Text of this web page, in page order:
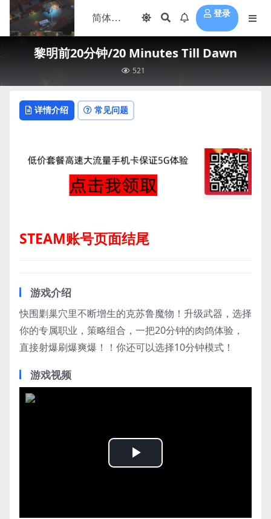
登录
黎明前20分钟/20 Minutes Till Dawn
521
详情介绍 常见问题
STEAM账号页面结尾
游戏介绍
快围剿巢穴里不断增生的克苏鲁魔物！升级武器，选择
你的专属职业，策略组合，一把20分钟的肉鸽体验，
直接射爆刷爆爽爆！！你还可以选择10分钟模式！
游戏视频
Play